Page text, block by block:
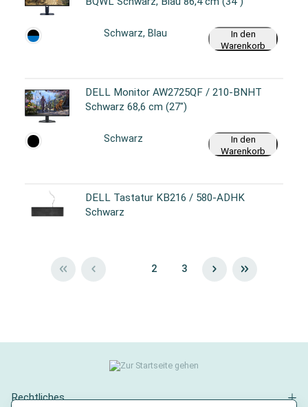
Schwarz, Blau
In den
Warenkorb
DELL Monitor AW2725QF / 210-BNHT
Schwarz 68,6 cm (27")
Schwarz
In den
Warenkorb
DELL Tastatur KB216 / 580-ADHK
Schwarz
2 3
Rechtliches